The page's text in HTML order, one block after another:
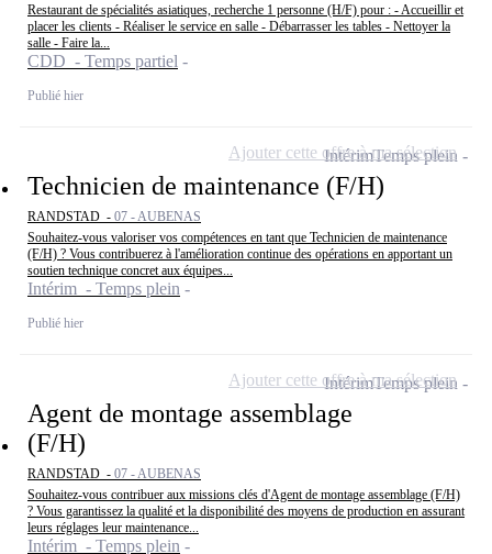
Restaurant de spécialités asiatiques, recherche 1 personne (H/F) pour : - Accueillir et
placer les clients - Réaliser le service en salle - Débarrasser les tables - Nettoyer la
salle - Faire la...
CDD - Temps partiel
Publié hier
Technicien de maintenance (F/H)
RANDSTAD - 07 - AUBENAS
Souhaitez-vous valoriser vos compétences en tant que Technicien de maintenance
(F/H) ? Vous contribuerez à l'amélioration continue des opérations en apportant un
soutien technique concret aux équipes...
Intérim - Temps plein
Publié hier
IntérimTemps plein
Ajouter cette offre à ma sélection
Agent de montage assemblage
(F/H)
RANDSTAD - 07 - AUBENAS
Souhaitez-vous contribuer aux missions clés d'Agent de montage assemblage (F/H)
? Vous garantissez la qualité et la disponibilité des moyens de production en assurant
leurs réglages leur maintenance...
Intérim - Temps plein
IntérimTemps plein
Ajouter cette offre à ma sélection